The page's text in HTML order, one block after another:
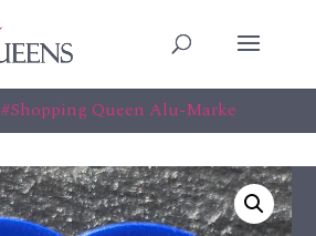
#Shopping Queen Alu-Marke